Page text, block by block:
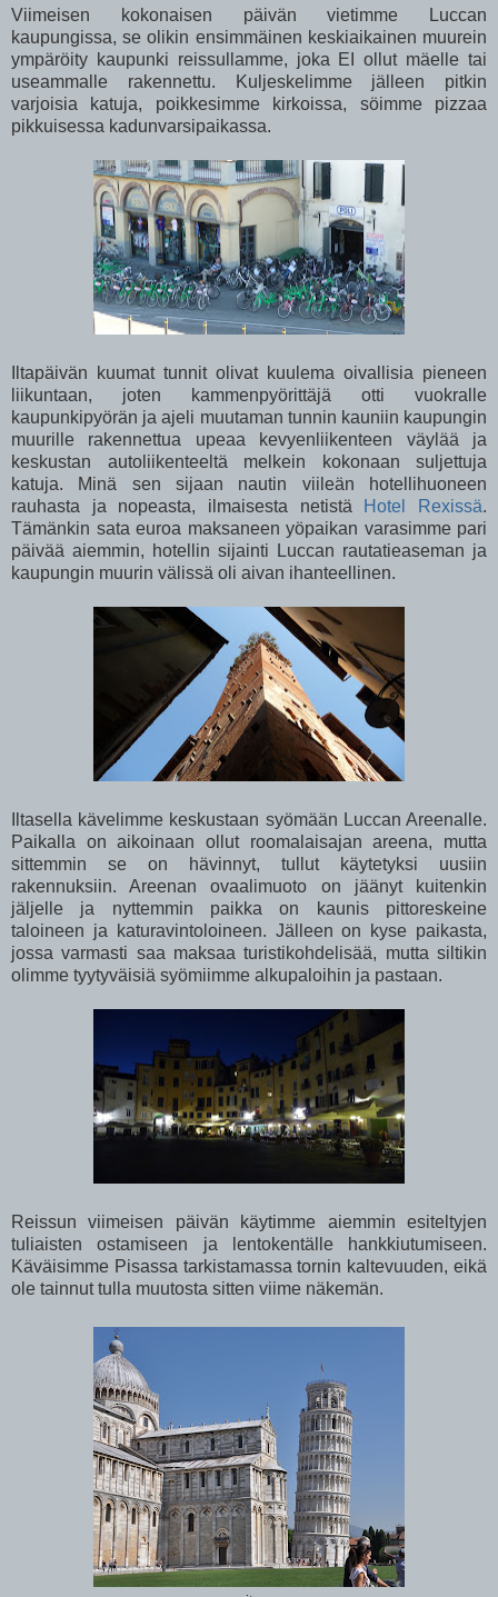
Viimeisen kokonaisen päivän vietimme Luccan
kaupungissa, se olikin ensimmäinen keskiaikainen muurein
ympäröity kaupunki reissullamme, joka EI ollut mäelle tai
useammalle rakennettu. Kuljeskelimme jälleen pitkin
varjoisia katuja, poikkesimme kirkoissa, söimme pizzaa
pikkuisessa kadunvarsipaikassa.
Iltapäivän kuumat tunnit olivat kuulema oivallisia pieneen
liikuntaan, joten kammenpyörittäjä otti vuokralle
kaupunkipyörän ja ajeli muutaman tunnin kauniin kaupungin
muurille rakennettua upeaa kevyenliikenteen väylää ja
keskustan autoliikenteeltä melkein kokonaan suljettuja
katuja. Minä sen sijaan nautin viileän hotellihuoneen
rauhasta ja nopeasta, ilmaisesta netistä Hotel Rexissä.
Tämänkin sata euroa maksaneen yöpaikan varasimme pari
päivää aiemmin, hotellin sijainti Luccan rautatieaseman ja
kaupungin muurin välissä oli aivan ihanteellinen.
Iltasella kävelimme keskustaan syömään Luccan Areenalle.
Paikalla on aikoinaan ollut roomalaisajan areena, mutta
sittemmin se on hävinnyt, tullut käytetyksi uusiin
rakennuksiin. Areenan ovaalimuoto on jäänyt kuitenkin
jäljelle ja nyttemmin paikka on kaunis pittoreskeine
taloineen ja katuravintoloineen. Jälleen on kyse paikasta,
jossa varmasti saa maksaa turistikohdelisää, mutta siltikin
olimme tyytyväisiä syömiimme alkupaloihin ja pastaan.
Reissun viimeisen päivän käytimme aiemmin esiteltyjen
tuliaisten ostamiseen ja lentokentälle hankkiutumiseen.
Käväisimme Pisassa tarkistamassa tornin kaltevuuden, eikä
ole tainnut tulla muutosta sitten viime näkemän.